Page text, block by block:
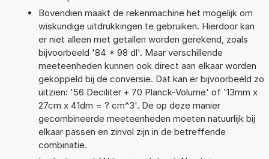
Bovendien maakt de rekenmachine het mogelijk om
wiskundige uitdrukkingen te gebruiken. Hierdoor kan
er niet alleen met getallen worden gerekend, zoals
bijvoorbeeld '84 * 98 dl'. Maar verschillende
meeteenheden kunnen ook direct aan elkaar worden
gekoppeld bij de conversie. Dat kan er bijvoorbeeld zo
uitzien: '56 Deciliter + 70 Planck-Volume' of '13mm x
27cm x 41dm = ? cm^3'. De op deze manier
gecombineerde meeteenheden moeten natuurlijk bij
elkaar passen en zinvol zijn in de betreffende
combinatie.